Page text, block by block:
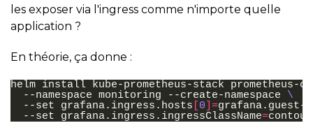
les exposer via l'ingress comme n'importe quelle
application ?
En théorie, ça donne :
helm install kube-prometheus-stack
prometheus-
--namespace monitoring --create-namespace
\
--set
grafana.ingress.hosts 0 ]=grafana.guest-
--set
grafana.ingress.ingressClassName=